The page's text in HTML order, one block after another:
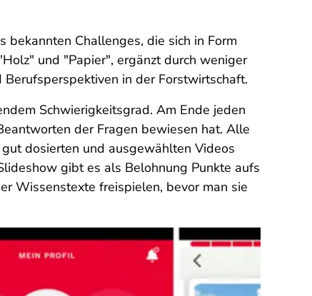
Challenges, die sich in Form
und "Papier", ergänzt durch weniger
in der Forstwirtschaft.
Schwierigkeitsgrad. Am Ende jeden
der Fragen bewiesen hat. Alle
dosierten und ausgewählten Videos
gibt es als Belohnung Punkte aufs
Wissenstexte freispielen, bevor man sie